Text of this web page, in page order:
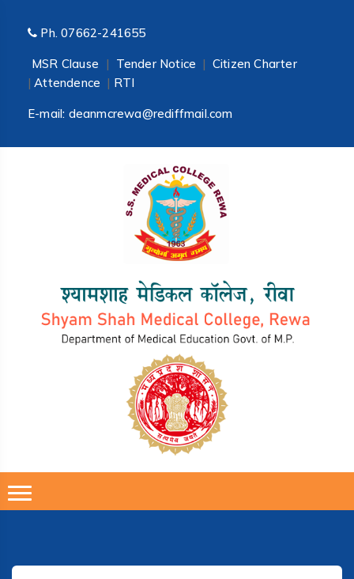
Ph.07662-241655
MSR Clause | Tender Notice | Citizen Charter
| Attendence | RTI
E-mail: deanmcrewa@rediffmail.com